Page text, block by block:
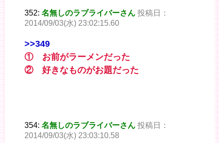
352: 名無しのラブライバーさん 投稿日：
2014/09/03(水) 23:02:15.60
>>349
① お前がラーメンだった
② 好きなものがお題だった
354: 名無しのラブライバーさん 投稿日：
2014/09/03(水) 23:03:10.58